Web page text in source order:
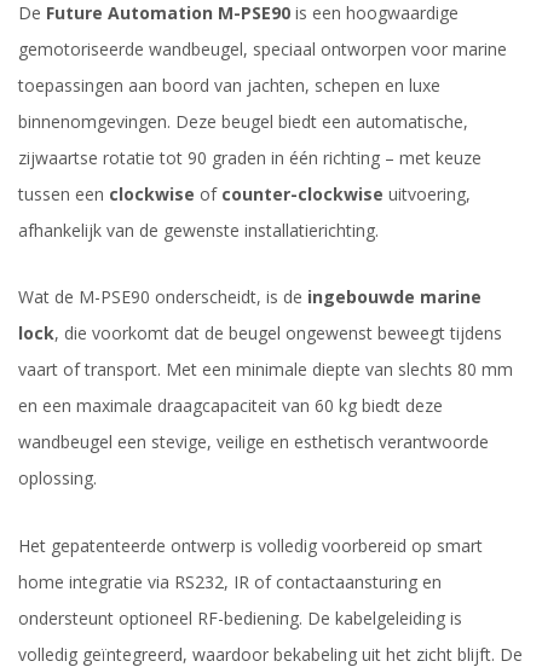
De Future Automation M-PSE90 is een hoogwaardige
gemotoriseerde wandbeugel, speciaal ontworpen voor marine
toepassingen aan boord van jachten, schepen en luxe
binnenomgevingen. Deze beugel biedt een automatische,
zijwaartse rotatie tot 90 graden in één richting – met keuze
tussen een clockwise of counter-clockwise uitvoering,
afhankelijk van de gewenste installatierichting.
Wat de M-PSE90 onderscheidt, is de ingebouwde marine
lock, die voorkomt dat de beugel ongewenst beweegt tijdens
vaart of transport. Met een minimale diepte van slechts 80 mm
en een maximale draagcapaciteit van 60 kg biedt deze
wandbeugel een stevige, veilige en esthetisch verantwoorde
oplossing.
Het gepatenteerde ontwerp is volledig voorbereid op smart
home integratie via RS232, IR of contactaansturing en
ondersteunt optioneel RF-bediening. De kabelgeleiding is
volledig geïntegreerd, waardoor bekabeling uit het zicht blijft. De